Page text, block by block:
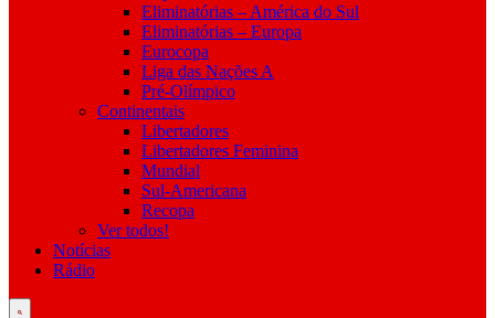
Eliminatórias – América do Sul
Eliminatórias – Europa
Eurocopa
Liga das Nações A
Pré-Olímpico
Continentais
Libertadores
Libertadores Feminina
Mundial
Sul-Americana
Recopa
Ver todos!
Notícias
Rádio